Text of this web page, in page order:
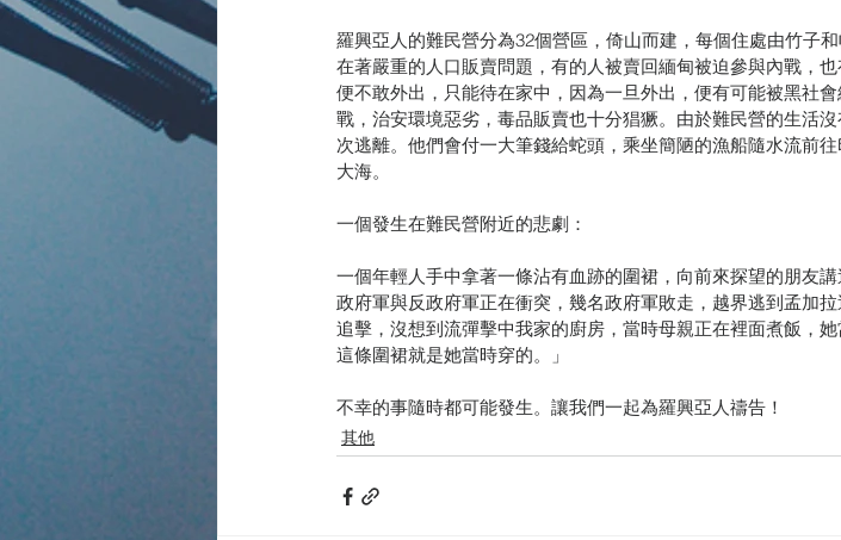
羅興亞人的難民營分為32個營區，倚山而建，每個住處由竹子
在著嚴重的人口販賣問題，有的人被賣回緬甸被迫參與內戰，
便不敢外出，只能待在家中，因為一旦外出，便有可能被黑社
戰，治安環境惡劣，毒品販賣也十分猖獗。由於難民營的生活
次逃離。他們會付一大筆錢給蛇頭，乘坐簡陋的漁船隨水流前
大海。
一個發生在難民營附近的悲劇：
一個年輕人手中拿著一條沾有血跡的圍裙，向前來探望的朋友
政府軍與反政府軍正在衝突，幾名政府軍敗走，越界逃到孟加
追擊，沒想到流彈擊中我家的廚房，當時母親正在裡面煮飯，
這條圍裙就是她當時穿的。」
不幸的事隨時都可能發生。讓我們一起為羅興亞人禱告！
其他